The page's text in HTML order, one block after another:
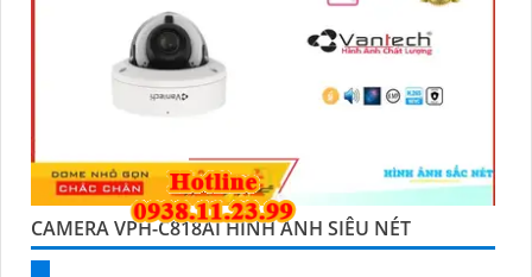
CAMERA VPH-C818AI HÌNH ẢNH SIÊU NÉT